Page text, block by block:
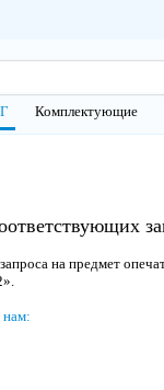
Комплектующие
на предмет
нам: